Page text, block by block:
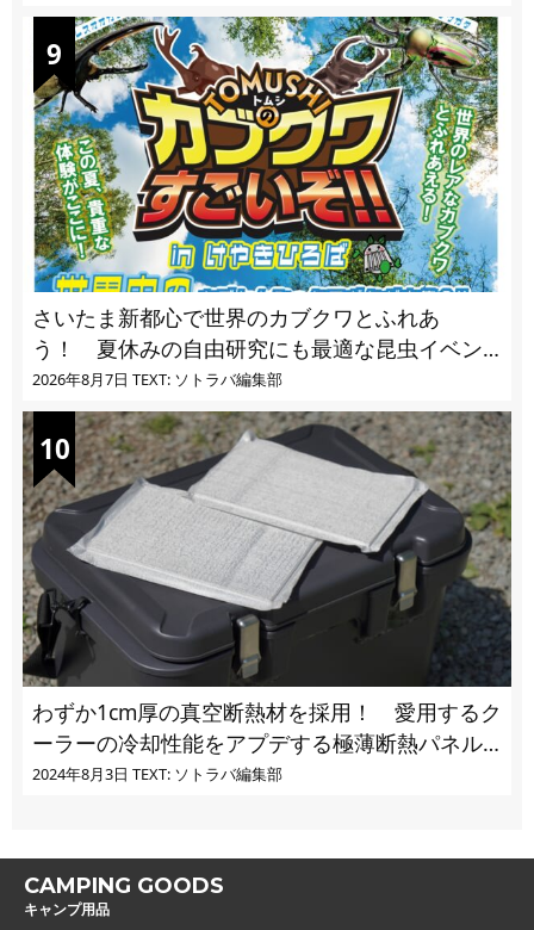
さいたま新都心で世界のカブクワとふれあ
う！ 夏休みの自由研究にも最適な昆虫イベン
ト
2026年8月7日 TEXT: ソトラバ編集部
わずか1cm厚の真空断熱材を採用！ 愛用するク
ーラーの冷却性能をアプデする極薄断熱パネル
の実力とは
2024年8月3日 TEXT: ソトラバ編集部
CAMPING GOODS
キャンプ用品